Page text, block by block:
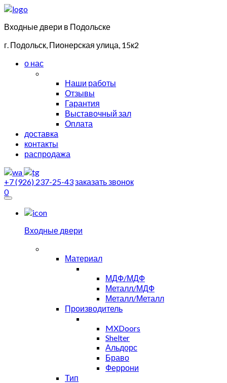
Входные двери в Подольске
г. Подольск, Пионерская улица, 15к2
о нас
Наши работы
Отзывы
Гарантия
Выставочный зал
Оплата
доставка
контакты
распродажа
+7 (926) 237-25-43заказать звонок
0
Входные двери
Материал
МДФ/МДФ
Металл/МДФ
Металл/Металл
Производитель
MXDoors
Shelter
Альдорс
Браво
Феррони
Тип